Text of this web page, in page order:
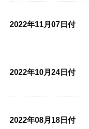
2022年11月07日付
2022年10月24日付
2022年08月18日付